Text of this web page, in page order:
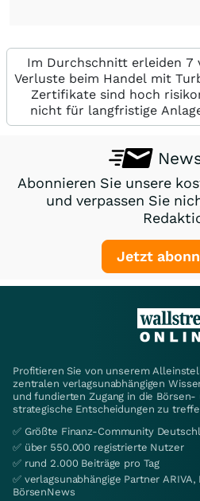
Im Durchschnitt erleiden 7
Verluste beim Handel mit
Zertifikate sind hoch
nicht für langfristige
Abonnieren Sie unsere
und verpassen Sie
Jetzt
Profitieren Sie von unserem
zentralen verlagsunabhängigen
und fundierten Zugang in die
strategische Entscheidungen zu
✅ Größte Finanz-Community
✅ über 550.000 registrierte Nutzer
✅ rund 2.000 Beiträge pro Tag
✅ verlagsunabhängige Partner
BörsenNews